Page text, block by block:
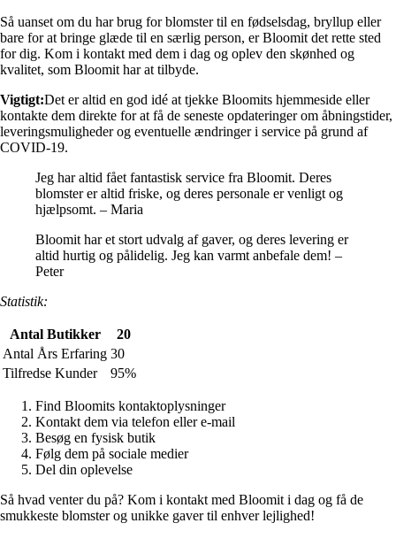
Så uanset om du har brug for blomster til en fødselsdag, bryllup eller
bare for at bringe glæde til en særlig person, er Bloomit det rette sted
for dig. Kom i kontakt med dem i dag og oplev den skønhed og
kvalitet, som Bloomit har at tilbyde.
Vigtigt:Det er altid en god idé at tjekke Bloomits hjemmeside eller
kontakte dem direkte for at få de seneste opdateringer om åbningstider,
leveringsmuligheder og eventuelle ændringer i service på grund af
COVID-19.
Jeg har altid fået fantastisk service fra Bloomit. Deres
blomster er altid friske, og deres personale er venligt og
hjælpsomt. – Maria
Bloomit har et stort udvalg af gaver, og deres levering er
altid hurtig og pålidelig. Jeg kan varmt anbefale dem! –
Peter
Statistik:
Antal Butikker
20
Antal Års Erfaring 30
Tilfredse Kunder
95%
Find Bloomits kontaktoplysninger
Kontakt dem via telefon eller e-mail
Besøg en fysisk butik
Følg dem på sociale medier
Del din oplevelse
Så hvad venter du på? Kom i kontakt med Bloomit i dag og få de
smukkeste blomster og unikke gaver til enhver lejlighed!